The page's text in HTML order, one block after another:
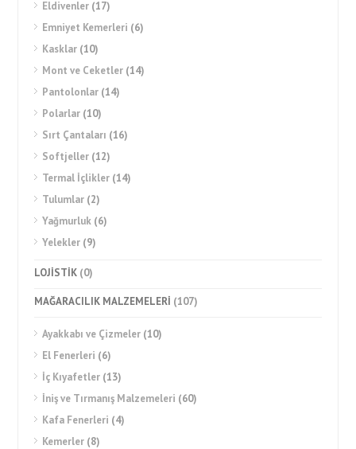
Eldivenler (17)
Emniyet Kemerleri (6)
Kasklar (10)
Mont ve Ceketler (14)
Pantolonlar (14)
Polarlar (10)
Sırt Çantaları (16)
Softjeller (12)
Termal İçlikler (14)
Tulumlar (2)
Yağmurluk (6)
Yelekler (9)
LOJİSTİK (0)
MAĞARACILIK MALZEMELERİ (107)
Ayakkabı ve Çizmeler (10)
El Fenerleri (6)
İç Kıyafetler (13)
İniş ve Tırmanış Malzemeleri (60)
Kafa Fenerleri (4)
Kemerler (8)